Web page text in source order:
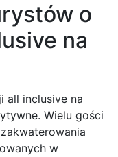
o
na
all inclusive na
Wielu gości
w